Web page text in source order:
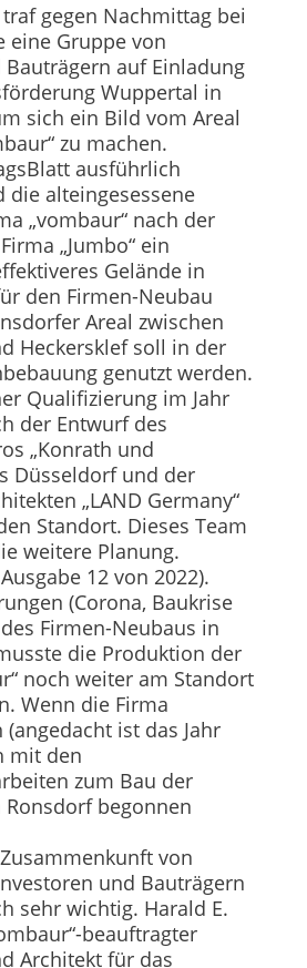
gegen Nachmittag bei
eine Gruppe von
auf Einladung
Wuppertal in
sich ein Bild vom Areal
zu machen.
ausführlich
die alteingesessene
„vombaur“ nach der
„Jumbo“ ein
Gelände in
den Firmen-Neubau
Areal zwischen
Heckersklef soll in der
genutzt werden.
Qualifizierung im Jahr
der Entwurf des
„Konrath und
Düsseldorf und der
„LAND Ger­many“
Standort. Dieses Team
weitere Planung.
12 von 2022).
(Corona, Baukrise
Firmen-Neubaus in
die Produktion der
noch weiter am Standort
Wenn die Firma
ist das Jahr
mit den
zum Bau der
begonnen
von
und Bauträgern
sehr wichtig. Harald E.
beauftragter
Architekt für das